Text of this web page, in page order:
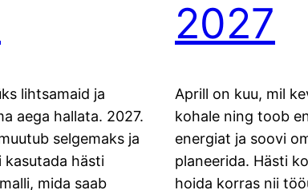
lihtsamaid ja
aega hallata. 2027.
selgemaks ja
kasutada hästi
mida saab
2027
Aprill on kuu, mil
kohale ning toob
energiat ja soovi
planeerida. Hästi
hoida korras nii